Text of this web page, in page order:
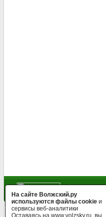
На сайте Волжский.ру
используются файлы cookie и
сервисы веб-аналитики
Оставаясь на www.volzsky.ru, вы